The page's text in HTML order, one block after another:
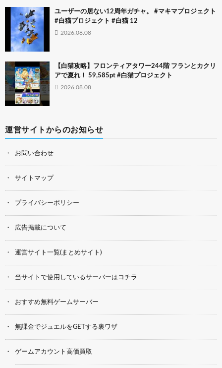
ユーザーの居ない12周年ガチャ。 #マキマプロジェクト
#白猫プロジェクト #白猫 12
2026.08.08
【白猫攻略】フロンティアタワー244階 フランとカクリ
アで夏れ！ 59,585pt #白猫プロジェクト
2026.08.08
運営サイトからのお知らせ
お問い合わせ
サイトマップ
プライバシーポリシー
広告掲載について
運営サイト一覧(まとめサイト)
当サイトで使用しているサーバーはコチラ
おすすめ無料ゲームサーバー
無課金でジュエルをGETする裏ワザ
ゲームアカウント高価買取